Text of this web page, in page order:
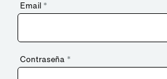
Email *
Contraseña *